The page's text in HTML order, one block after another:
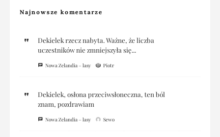
Najnowsze komentarze
Dekielek rzecz nabyta. Ważne, że liczba
uczestników nie zmniejszyła się...
Nowa Zelandia – lasy Piotr
Dekielek, osłona przeciwsłoneczna, ten ból
znam, pozdrawiam
Nowa Zelandia – lasy Sewo